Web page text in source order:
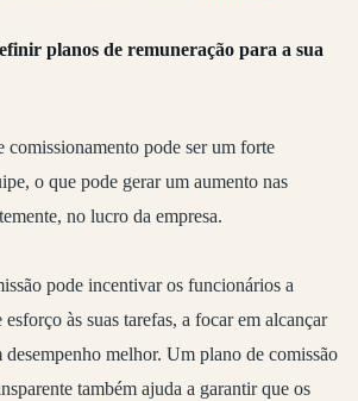
planos de remuneração para a sua
comissionamento pode ser um forte
o que pode gerar um aumento nas
no lucro da empresa.
pode incentivar os funcionários a
às suas tarefas, a focar em alcançar
desempenho melhor. Um plano de comissão
também ajuda a garantir que os